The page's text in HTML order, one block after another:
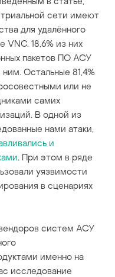
сети имеют
для удалённого
VNC. 18,6% из них
пакетов ПО АСУ
Остальные 81,4%
или не
самих
В одной из
нами атаки,
и
. При этом в ряде
уязвимости
в сценариях
систем АСУ
именно на
исследование